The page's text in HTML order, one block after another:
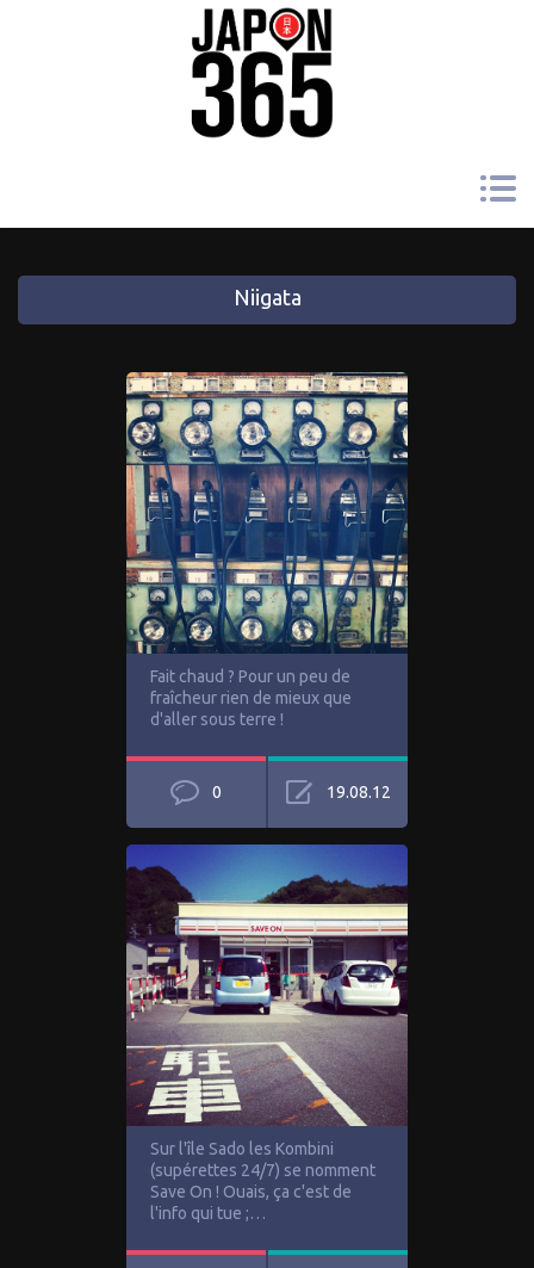
Niigata
Fait chaud ? Pour un peu de
fraîcheur rien de mieux que
d'aller sous terre !
0 19.08.12
Sur l'île Sado les Kombini
(supérettes 24/7) se nomment
Save On ! Ouais, ça c'est de
l'info qui tue ;…